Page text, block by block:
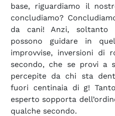
base, riguardiamo il
concludiamo?
da cani! Anzi, soltanto
possono guidare in
improvvise, inversioni di
secondo, che se provi a
percepite da chi sta
fuori centinaia di g!
esperto sopporta
qualche secondo.